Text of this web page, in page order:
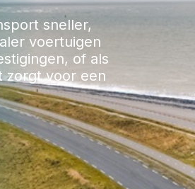
sneller,
voertuigen
of als
zorgt voor een